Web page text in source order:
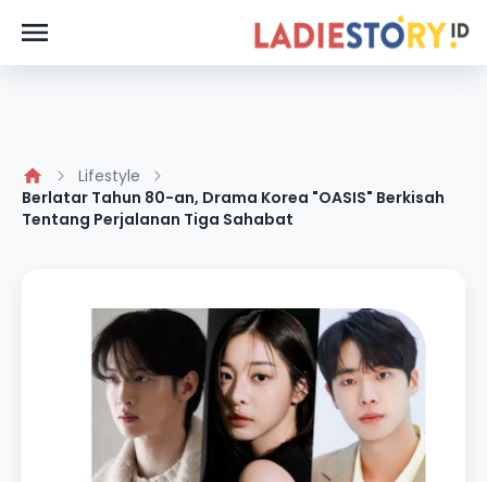
Lifestyle
Berlatar Tahun 80-an, Drama Korea "OASIS" Berkisah
Tentang Perjalanan Tiga Sahabat